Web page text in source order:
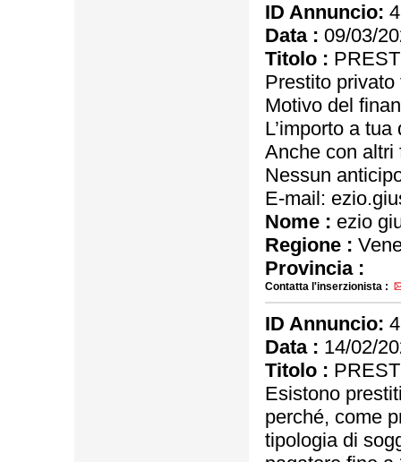
ID Annuncio:
Data : 09/03/
Titolo :
Prestito
Motivo del
L’importo a
Anche con altri
Nessun
E-mail:
Nome : ezio
Regione :
Provincia :
Contatta l'inserzionista :
ID Annuncio:
Data : 14/02/
Titolo :
Esistono
perché, come
tipologia di